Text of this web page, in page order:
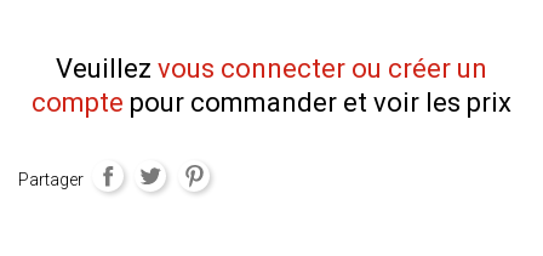
Veuillez vous connecter ou créer un
compte pour commander et voir les prix
Partager